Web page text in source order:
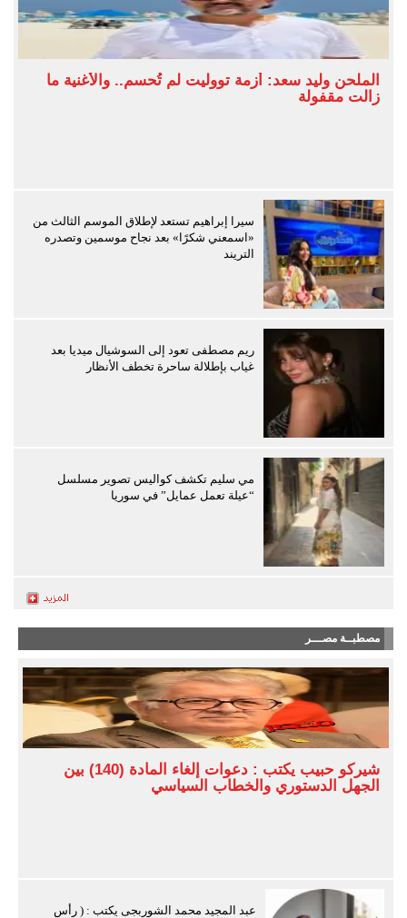
الملحن وليد سعد: أزمة تووليت لم تُحسم.. والأغنية ما
زالت مقفولة
سيرا إبراهيم تستعد لإطلاق الموسم الثالث من
«اسمعني شكرًا» بعد نجاح موسمين وتصدره
التريند
ريم مصطفى تعود إلى السوشيال ميديا بعد
غياب بإطلالة ساحرة تخطف الأنظار
مي سليم تكشف كواليس تصوير مسلسل
“عيلة تعمل عمايل” في سوريا
مصطبــة مصـــر
شيركو حبيب يكتب : دعوات إلغاء المادة (140) بين
الجهل الدستوري والخطاب السياسي
عبد المجيد محمد الشوربجى يكتب : ( رأس